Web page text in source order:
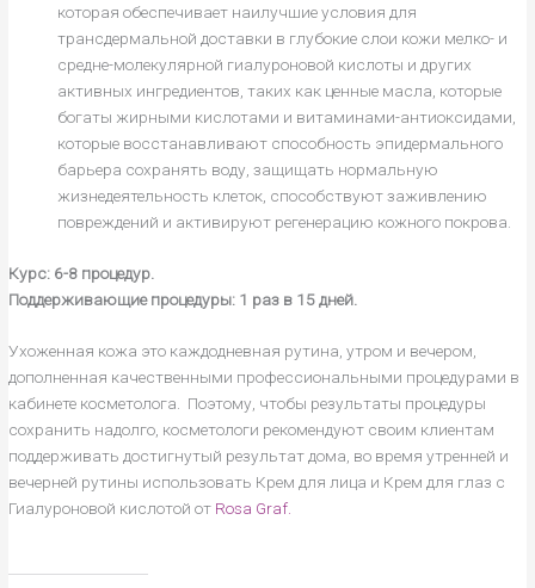
которая обеспечивает наилучшие условия для
трансдермальной доставки в глубокие слои кожи мелко- и
средне-молекулярной гиалуроновой кислоты и других
активных ингредиентов, таких как ценные масла, которые
богаты жирными кислотами и витаминами-антиоксидами,
которые восстанавливают способность эпидермального
барьера сохранять воду, защищать нормальную
жизнедеятельность клеток, способствуют заживлению
повреждений и активируют регенерацию кожного покрова.
Курс: 6-8 процедур.
Поддерживающие процедуры: 1 раз в 15 дней.
Ухоженная кожа это каждодневная рутина, утром и вечером,
дополненная качественными профессиональными процедурами в
кабинете косметолога. Поэтому, чтобы результаты процедуры
сохранить надолго, косметологи рекомендуют своим клиентам
поддерживать достигнутый результат дома, во время утренней и
вечерней рутины использовать Крем для лица и Крем для глаз с
Гиалуроновой кислотой от Rosa Graf.